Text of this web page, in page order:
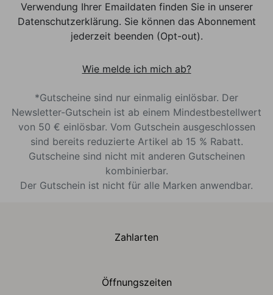
Verwendung Ihrer Emaildaten finden Sie in unserer
Datenschutzerklärung. Sie können das Abonnement
jederzeit beenden (Opt-out).
Wie melde ich mich ab?
*Gutscheine sind nur einmalig einlösbar. Der
Newsletter-Gutschein ist ab einem Mindestbestellwert
von 50 € einlösbar. Vom Gutschein ausgeschlossen
sind bereits reduzierte Artikel ab 15 % Rabatt.
Gutscheine sind nicht mit anderen Gutscheinen
kombinierbar.
Der Gutschein ist nicht für alle Marken anwendbar.
Zahlarten
Öffnungszeiten